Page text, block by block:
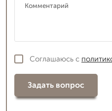
Соглашаюсь с
Задать вопрос